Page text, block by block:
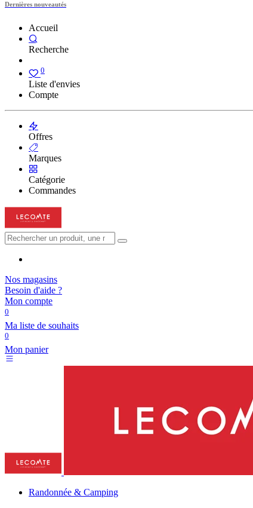
Dernières nouveautés
Accueil
Recherche
0
Liste d'envies
Compte
Offres
Marques
Catégorie
Commandes
Nos magasins
Besoin d'aide ?
Mon compte
0
Ma liste de souhaits
0
Mon panier
Randonnée & Camping